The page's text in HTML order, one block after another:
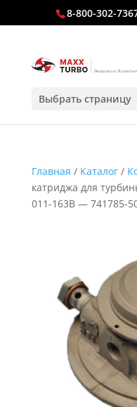
8-800-302-
Выбрать страницу
Главная / Каталог/
катриджа для
011-163B — 741785-